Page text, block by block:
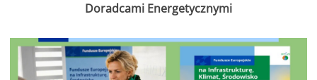
Doradcami Energetycznymi